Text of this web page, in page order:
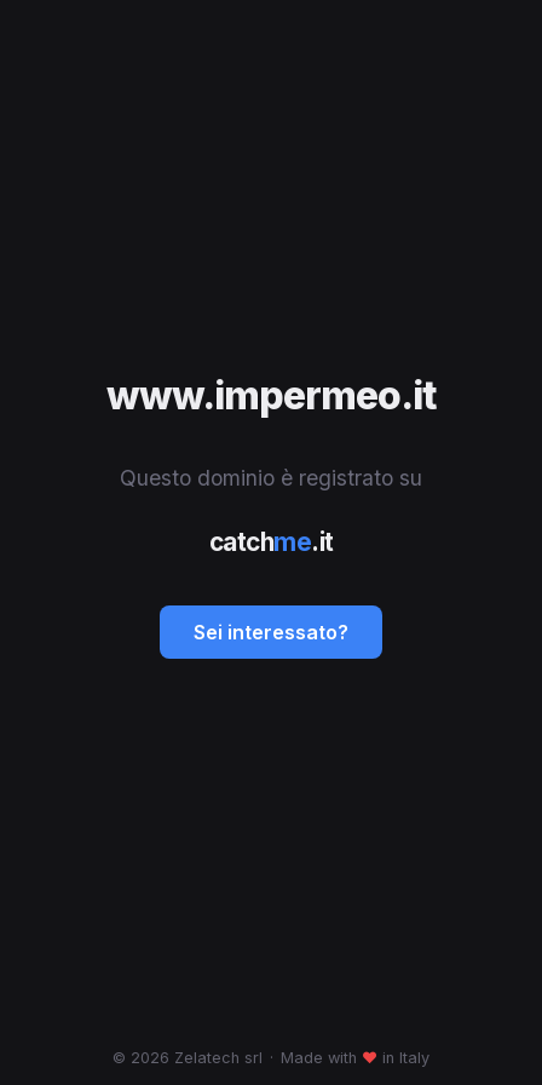
www.impermeo.it
Questo dominio è registrato su
catchme.it
Sei interessato?
© 2026 Zelatech srl · Made with ♥ in Italy